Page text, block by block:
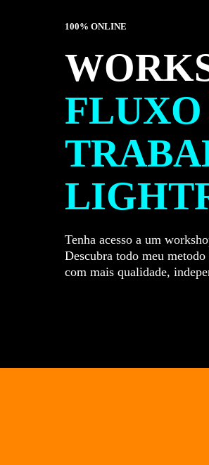
100% ONLINE
FLUXO
Tenha acesso a um
Descubra todo meu
com mais qualidade,